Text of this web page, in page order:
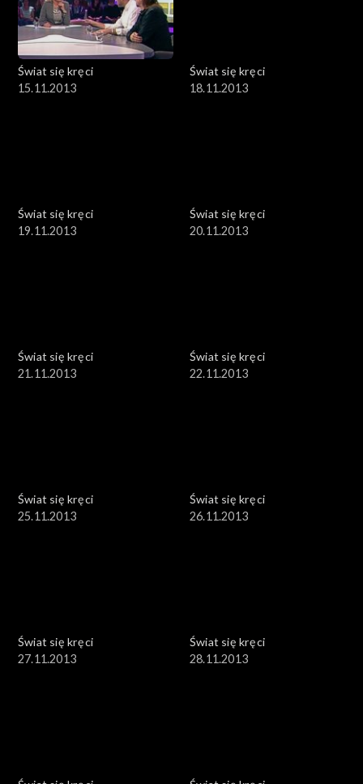
Świat się kręci
15.11.2013
Świat się kręci
18.11.2013
Świat się kręci
19.11.2013
Świat się kręci
20.11.2013
Świat się kręci
21.11.2013
Świat się kręci
22.11.2013
Świat się kręci
25.11.2013
Świat się kręci
26.11.2013
Świat się kręci
27.11.2013
Świat się kręci
28.11.2013